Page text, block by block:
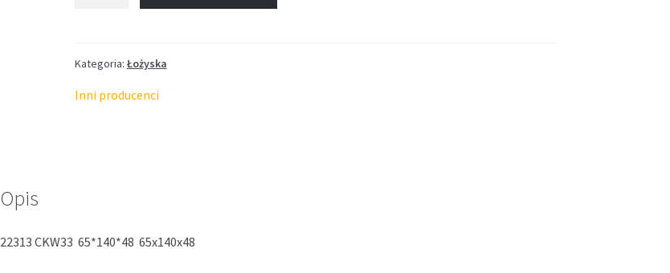
Kategoria: Łożyska
Inni producenci
Opis
22313 CKW33 65*140*48 65x140x48